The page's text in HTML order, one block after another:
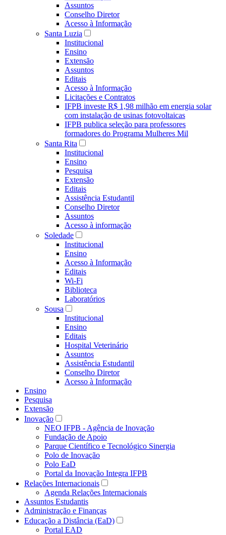
Assuntos
Conselho Diretor
Acesso à Informação
Santa Luzia
Institucional
Ensino
Extensão
Assuntos
Editais
Acesso à Informação
Licitações e Contratos
IFPB investe R$ 1,98 milhão em energia solar
com instalação de usinas fotovoltaicas
IFPB publica seleção para professores
formadores do Programa Mulheres Mil
Santa Rita
Institucional
Ensino
Pesquisa
Extensão
Editais
Assistência Estudantil
Conselho Diretor
Assuntos
Acesso à informação
Soledade
Institucional
Ensino
Acesso à Informação
Editais
Wi-Fi
Biblioteca
Laboratórios
Sousa
Institucional
Ensino
Editais
Hospital Veterinário
Assuntos
Assistência Estudantil
Conselho Diretor
Acesso à Informação
Ensino
Pesquisa
Extensão
Inovação
NEO IFPB - Agência de Inovação
Fundação de Apoio
Parque Científico e Tecnológico Sinergia
Polo de Inovação
Polo EaD
Portal da Inovação Integra IFPB
Relações Internacionais
Agenda Relações Internacionais
Assuntos Estudantis
Administração e Finanças
Educação a Distância (EaD)
Portal EAD